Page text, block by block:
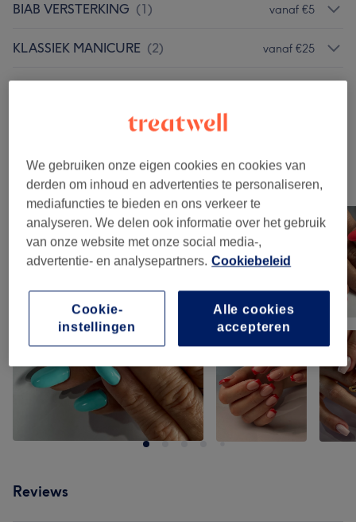
BIAB VERSTERKING (1) vanaf €5
KLASSIEK MANICURE (2) vanaf €25
Ons werk
Klik op de afbeelding voor meer details
Reviews
We gebruiken onze eigen cookies en cookies van
derden om inhoud en advertenties te personaliseren,
mediafuncties te bieden en ons verkeer te
analyseren. We delen ook informatie over het gebruik
van onze website met onze social media-,
advertentie- en analysepartners. Cookiebeleid
Alle cookies
accepteren
Cookie-
instellingen